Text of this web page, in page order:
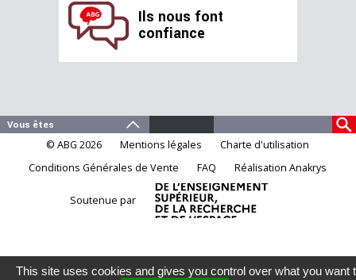
Ils nous font
confiance
© ABG 2026 Mentions légales
Charte d'utilisation
Conditions Générales de Vente
FAQ Réalisation Anakrys
Soutenue par
This site uses cookies and gives you control over what you want